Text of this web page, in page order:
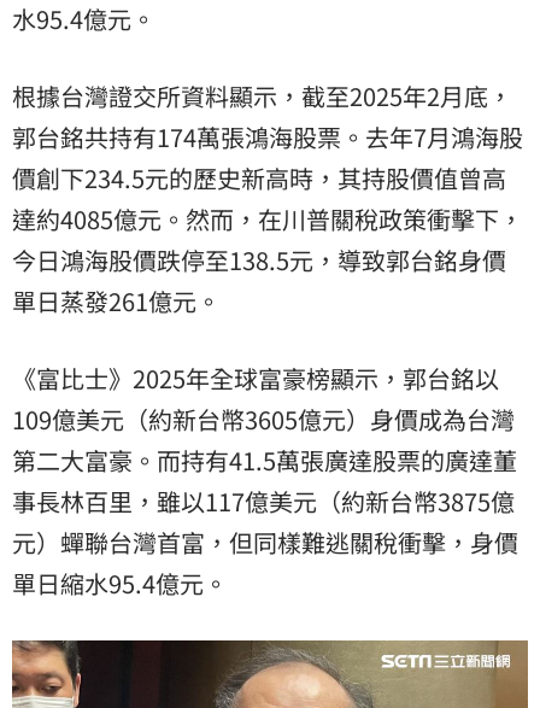
水95.4億元。
根據台灣證交所資料顯示，截至2025年2月底，
郭台銘共持有174萬張鴻海股票。去年7月鴻海股
價創下234.5元的歷史新高時，其持股價值曾高
達約4085億元。然而，在川普關稅政策衝擊下，
今日鴻海股價跌停至138.5元，導致郭台銘身價
單日蒸發261億元。
《富比士》2025年全球富豪榜顯示，郭台銘以
109億美元（約新台幣3605億元）身價成為台灣
第二大富豪。而持有41.5萬張廣達股票的廣達董
事長林百里，雖以117億美元（約新台幣3875億
元）蟬聯台灣首富，但同樣難逃關稅衝擊，身價
單日縮水95.4億元。